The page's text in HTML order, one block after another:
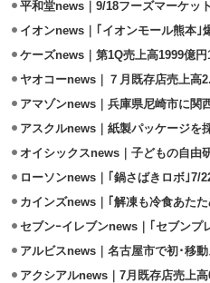
アクシアルnews｜7月既存店売上